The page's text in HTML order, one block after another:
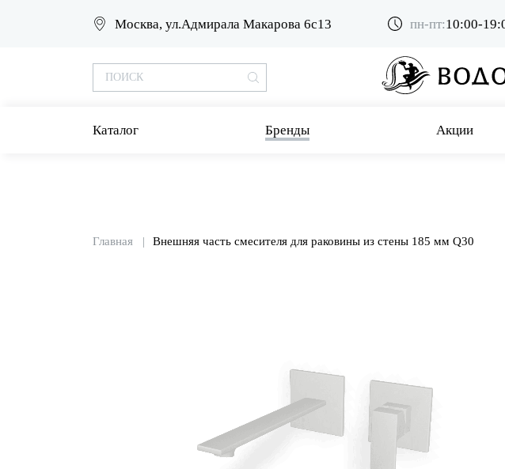
Москва, ул.Адмирала Макарова 6с13 пн-пт:10:00-
Каталог Бренды Акции
Главная Внешняя часть смесителя для раковины из стены 185 мм Q30